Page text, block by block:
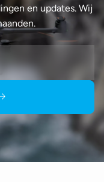
en updates. Wij